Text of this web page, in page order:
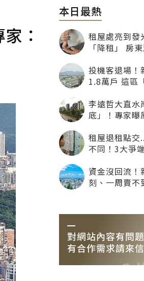
：
本日最熱
租屋處亮到發
「降租」 房
投機客退場！
1.8萬戶 這區
李遠哲大直水
底」！專家曝
租屋退租點交
不同！3大爭
資金沒回流！
刻、一周賣不